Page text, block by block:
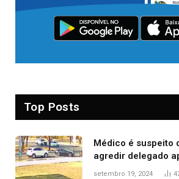
Top Posts
Médico é suspeito
agredir delegado
durante confusão
setembro 19, 2024